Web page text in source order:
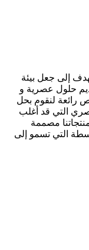
إلى جعل بيئة
حلول عصرية و
رائعة لنقوم بحل
التي قد أغلب
مصممة
التي تسمو إلى